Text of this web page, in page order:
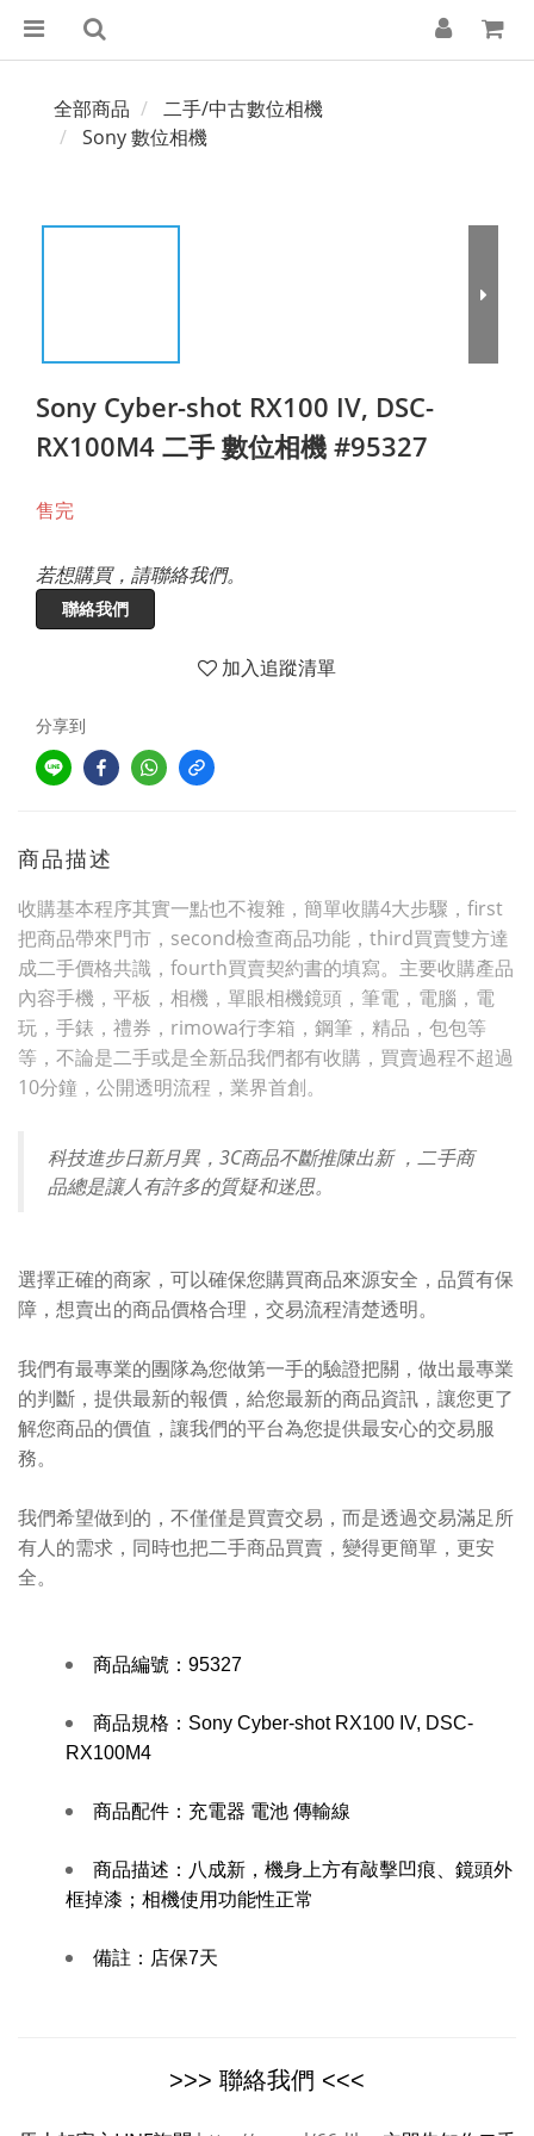
全部商品
二手/中古數位相機
Sony 數位相機
Sony Cyber-shot RX100 IV, DSC-
RX100M4 二手 數位相機 #95327
售完
若想購買，請聯絡我們。
聯絡我們
加入追蹤清單
分享到
商品描述
收購基本程序其實一點也不複雜，簡單收購4大步驟，first
把商品帶來門市，second檢查商品功能，third買賣雙方達
成二手價格共識，fourth買賣契約書的填寫。主要收購產品
內容手機，平板，相機，單眼相機鏡頭，筆電，電腦，電
玩，手錶，禮券，rimowa行李箱，鋼筆，精品，包包等
等，不論是二手或是全新品我們都有收購，買賣過程不超過
10分鐘，公開透明流程，業界首創。
科技進步日新月異，3C商品不斷推陳出新 ，二手商
品總是讓人有許多的質疑和迷思。
選擇正確的商家，可以確保您購買商品來源安全，品質有保
障，想賣出的商品價格合理，交易流程清楚透明。
我們有最專業的團隊為您做第一手的驗證把關，做出最專業
的判斷，提供最新的報價，給您最新的商品資訊，讓您更了
解您商品的價值，讓我們的平台為您提供最安心的交易服
務。
我們希望做到的，不僅僅是買賣交易，而是透過交易滿足所
有人的需求，同時也把二手商品買賣，變得更簡單，更安
全。
商品編號： 95327
商品規格： Sony Cyber-shot RX100 IV, DSC-
RX100M4
商品配件： 充電器 電池 傳輸線
商品描述： 八成新，機身上方有敲擊凹痕、鏡頭外
框掉漆；相機使用功能性正常
備註： 店保7天
>>> 聯絡我們 <<<